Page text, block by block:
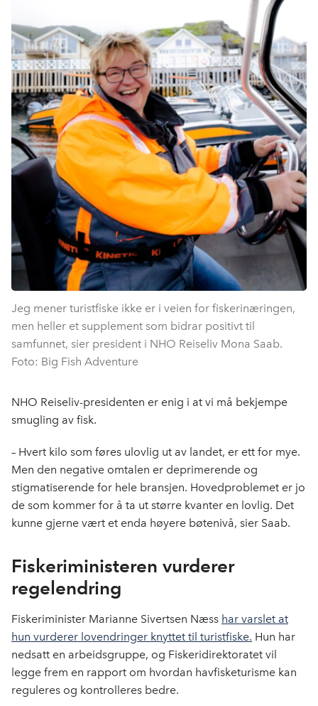
Jeg mener turistfiske ikke er i veien for fiskerinæringen,
men heller et supplement som bidrar positivt til
samfunnet, sier president i NHO Reiseliv Mona Saab.
Foto: Big Fish Adventure
NHO Reiseliv-presidenten er enig i at vi må bekjempe
smugling av fisk.
– Hvert kilo som føres ulovlig ut av landet, er ett for mye.
Men den negative omtalen er deprimerende og
stigmatiserende for hele bransjen. Hovedproblemet er jo
de som kommer for å ta ut større kvanter en lovlig. Det
kunne gjerne vært et enda høyere bøtenivå, sier Saab.
Fiskeriministeren vurderer
regelendring
Fiskeriminister Marianne Sivertsen Næss har varslet at
hun vurderer lovendringer knyttet til turistfiske. Hun har
nedsatt en arbeidsgruppe, og Fiskeridirektoratet vil
legge frem en rapport om hvordan havfisketurisme kan
reguleres og kontrolleres bedre.